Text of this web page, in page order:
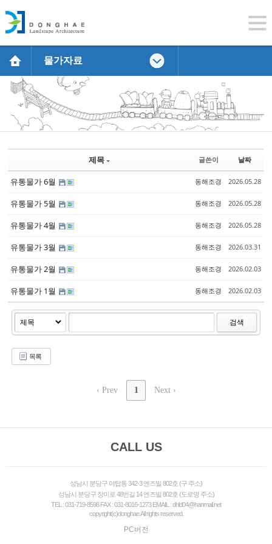
물가자료
제목 글쓴이 날짜
유통물가 6월 동해조경 2026.05.28
유통물가 5월 동해조경 2026.05.28
유통물가 4월 동해조경 2026.05.28
유통물가 3월 동해조경 2026.03.31
유통물가 2월 동해조경 2026.02.03
유통물가 1월 동해조경 2026.02.03
검색
목록
‹ Prev 1 Next ›
Sketchbook5, 스케치북5
Sketchbook5, 스케치북5
Sketchbook5, 스케치북5
Sketchbook5, 스케치북5
CALL US
성남시 분당구 야탑동 342-3 엔즈빌 802호 (구 주소)
성남시 분당구 장미로 48번길 14 엔즈빌 802호 (도로명 주소)
TEL : 031-719-8598 FAX : 031-8016-1273 EMAIL : dhld04@hanmail.net
copyright(c)donghae.All rights reserved.
PC버전